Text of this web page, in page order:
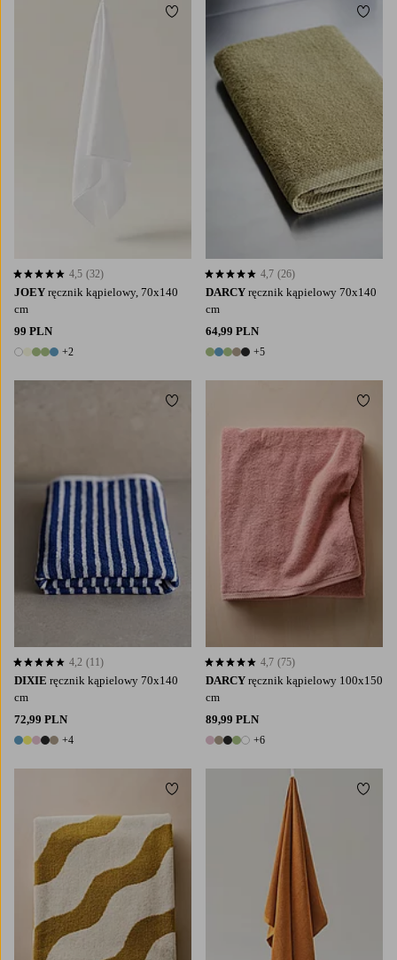
JOEY ręcznik kąpielowy, 70x140
cm
99 PLN
7 kolory
+2
4,5 opierając się na 32 ocenach
4,5 (32)
Dodaj do ulubionych
DARCY ręcznik kąpielowy 70x140
cm
64,99 PLN
10 kolory
+5
4,7 opierając się na 26 ocenach
4,7 (26)
DIXIE ręcznik kąpielowy 70x140
cm
72,99 PLN
9 kolory
+4
4,2 opierając się na 11 ocenach
4,2 (11)
Dodaj do ulubionych
DARCY ręcznik kąpielowy 100x150
cm
89,99 PLN
11 kolory
+6
4,7 opierając się na 75 ocenach
4,7 (75)
Dodaj do ulubionych